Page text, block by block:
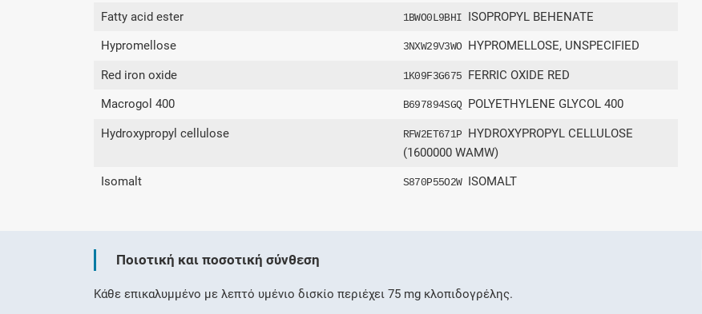
Fatty acid ester 1BWO0L9BHI ISOPROPYL BEHENATE
Hypromellose 3NXW29V3WO HYPROMELLOSE, UNSPECIFIED
Red iron oxide 1K09F3G675 FERRIC OXIDE RED
Macrogol 400 B697894SGQ POLYETHYLENE GLYCOL 400
Hydroxypropyl cellulose RFW2ET671P HYDROXYPROPYL CELLULOSE
(1600000 WAMW)
Isomalt S870P55O2W ISOMALT
Ποιοτική και ποσοτική σύνθεση
Κάθε επικαλυμμένο με λεπτό υμένιο δισκίο περιέχει 75 mg κλοπιδογρέλης.